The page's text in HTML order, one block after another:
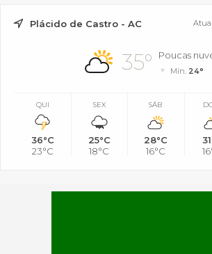
Plácido de Castro - AC
35° Poucas
Mín. 24°
QUI
36°C
23°C
SEX
25°C
18°C
SÁB
28°C
16°C